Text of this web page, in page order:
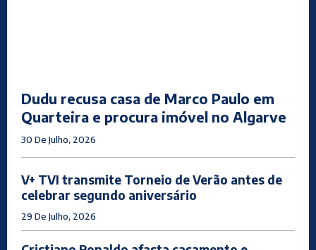
Dudu recusa casa de Marco Paulo em
Quarteira e procura imóvel no Algarve
30 De Julho, 2026
V+ TVI transmite Torneio de Verão antes de
celebrar segundo aniversário
29 De Julho, 2026